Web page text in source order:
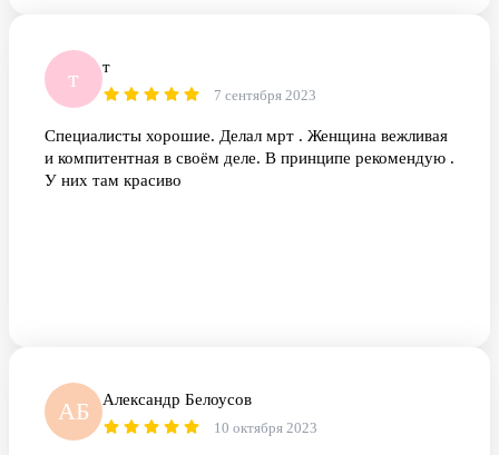
т т
7 сентября 2023
Специалисты хорошие. Делал мрт . Женщина вежливая
и компитентная в своём деле. В принципе рекомендую .
У них там красиво
АБ Александр Белоусов
10 октября 2023